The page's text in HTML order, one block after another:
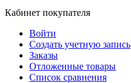
Кабинет покупателя
Войти
Создать учетную запись
Заказы
Отложенные товары
Список сравнения